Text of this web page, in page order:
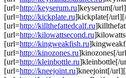
[url=http://keyserum.ru]keyserum[/
[url=http://kickplate.ru]kickplate[/
[url=http://killthefattedcalf.ru
[url=http://kilowattsecond.ru
[url=http://kingweakfish.ru
[url=http://kinozones.ru]kinozones[/
[url=http://kleinbottle.ru]kleinbottle[/
[url=http://kneejoint.ru]kneejoint[/